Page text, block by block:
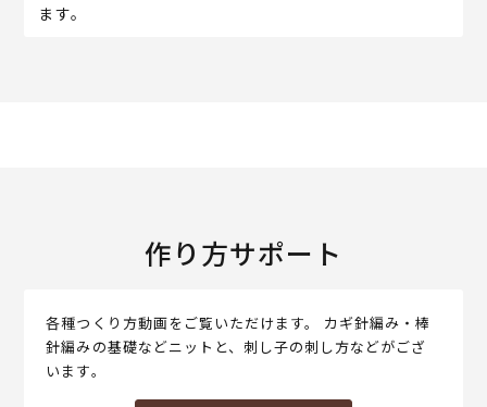
ます。
作り方サポート
各種つくり方動画をご覧いただけます。 カギ針編み・棒
針編みの基礎などニットと、刺し子の刺し方などがござ
います。